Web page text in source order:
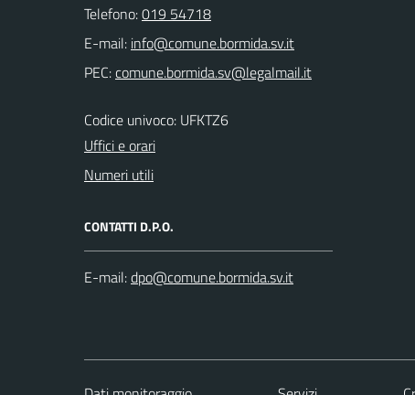
Telefono:019 54718
E-mail:
PEC:
Codice univoco: UFKTZ6
Uffici e orari
Numeri utili
CONTATTI D.P.O.
E-mail: